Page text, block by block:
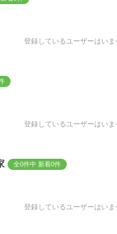
登録しているユーザーはいま
登録しているユーザーはいま
全0件中 新着0件
登録しているユーザーはいま